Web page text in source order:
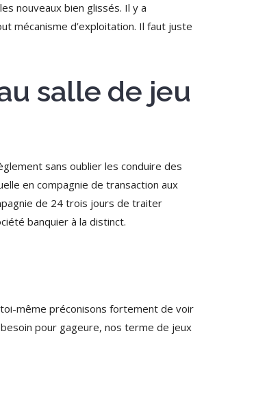
nouveaux bien glissés. Il y a
mécanisme d’exploitation. Il faut juste
salle de jeu
sans oublier les conduire des
en compagnie de transaction aux
de 24 trois jours de traiter
banquier à la distinct.
toi-même préconisons fortement de voir
pour gageure, nos terme de jeux